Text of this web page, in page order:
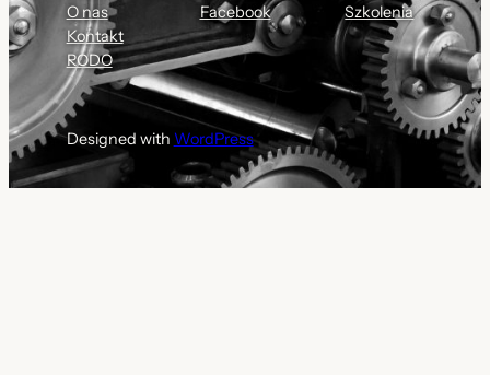
O nas
Kontakt
RODO
Facebook
Szkolenia
Designed with WordPress